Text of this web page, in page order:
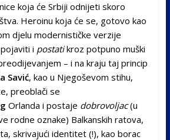
koja će Srbiji odnijeti skoro
Heroinu koja će se, gotovo kao
djelu modernističke verzije
i postatikroz potpuno muški
– i na kraju taj princip
Savić, kao u Njegoševom stihu,
preoblači se
Orlanda i postaje dobrovoljac(u
rodne oznake) Balkanskih ratova,
skrivajući identitet (!), kao borac